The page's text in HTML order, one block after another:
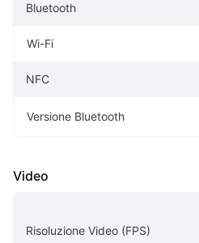
Bluetooth
Wi-Fi
NFC
Versione Bluetooth
Video
Risoluzione Video (FPS)